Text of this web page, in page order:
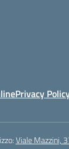
Privacy
Viale Mazzini,